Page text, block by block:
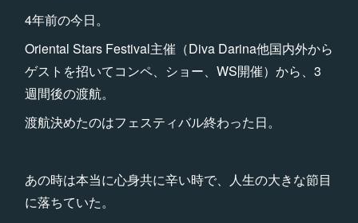
4年前の今日。
Oriental Stars Festival主催（Diva Darina他国内外から
ゲストを招いてコンペ、ショー、WS開催）から、3
週間後の渡航。
渡航決めたのはフェスティバル終わった日。
あの時は本当に心身共に辛い時で、人生の大きな節目
に落ちていた。